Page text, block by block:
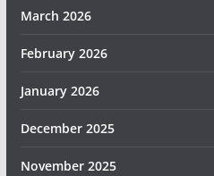
March 2026
February 2026
January 2026
December 2025
November 2025